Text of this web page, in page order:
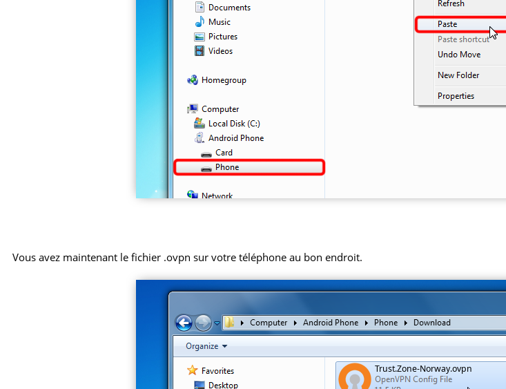
Vous avez maintenant le fichier .ovpn sur votre téléphone au bon endroit.
Trust.Zone-Norway.ovpn